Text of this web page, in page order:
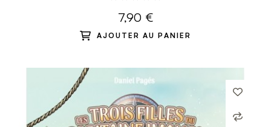
7,90 €
AJOUTER AU PANIER